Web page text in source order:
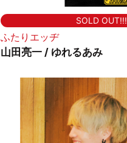
SOLD OUT!!!
ふたりエッヂ
山田亮一 / ゆれるあみ